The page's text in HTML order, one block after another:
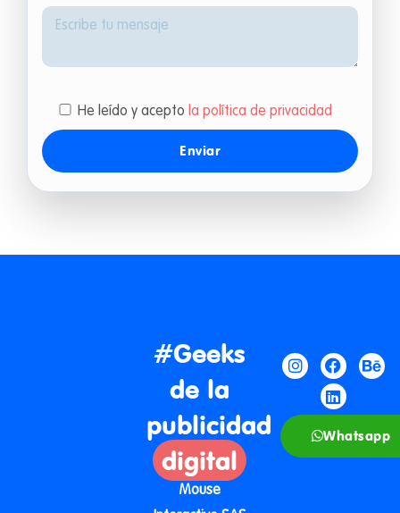
He leído y acepto la política de privacidad
#Geeks
de la
publicidad
digital
Mouse
Whatsapp